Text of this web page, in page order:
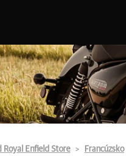
Royal Enfield Store Francúzsko